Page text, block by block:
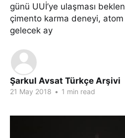
günü UUİ’ye ulaşması
çimento karma deneyi,
gelecek ay
Şarkul Avsat Türkçe Arşivi
21 May 2018 • 1 min read